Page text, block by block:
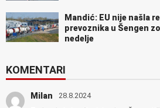
Mandić: EU nije našla
prevoznika u Šengen
nedelje
KOMENTARI
Milan 28.8.2024